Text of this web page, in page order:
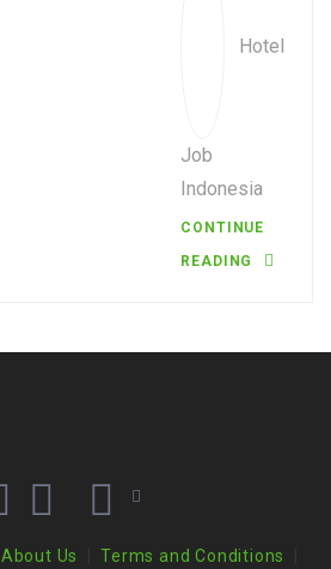
Hotel
Job
Indonesia
CONTINUE
READING
About Us |Terms and Conditions